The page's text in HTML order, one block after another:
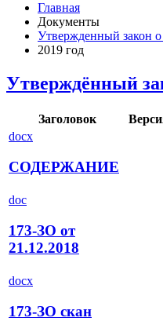
Главная
Документы
Утвержденный закон
2019 год
Утверждённый
Заголовок
docx
СОДЕРЖАНИЕ
doc
173-ЗО от
21.12.2018
docx
173-ЗО скан